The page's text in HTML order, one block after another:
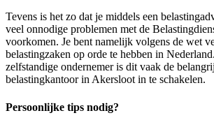
Tevens is het zo dat je middels een
veel onnodige problemen met de
voorkomen. Je bent namelijk volgens de wet
belastingzaken op orde te hebben in
zelfstandige ondernemer is dit vaak de
belastingkantoor in Akersloot in te schakelen.
Persoonlijke tips nodig?